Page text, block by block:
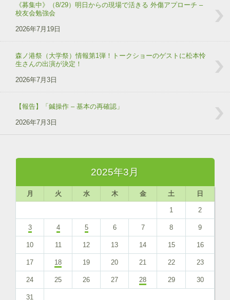
《募集中》（8/29）明日からの現場で活きる 外傷アプローチ –
校友会勉強会
2026年7月19日
森ノ港祭（大学祭）情報第1弾！トークショーのゲストに松本怜
生さんの出演が決定！
2026年7月3日
【報告】「鍼操作 – 基本の再確認」
2026年7月3日
2025年3月
月 火 水 木 金 土 日
1 2
3 4 5 6 7 8 9
10 11 12 13 14 15 16
17 18 19 20 21 22 23
24 25 26 27 28 29 30
31